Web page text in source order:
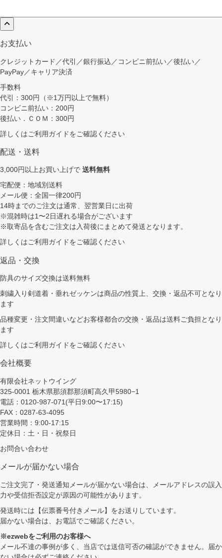
お支払い
クレジットカード／代引／銀行振込／コンビニ前払い／後払い／
PayPay／キャリア決済
手数料
代引：300円（※1万円以上で無料）
コンビニ前払い：200円
後払い．ＣＯＭ：300円
詳しくはご利用ガイドをご確認ください
配送・送料
3,000円以上お買い上げで 送料無料
宅配便：地域別送料
メール便：全国一律200円
14時までのご注文は通常、翌営業日に出荷
※混雑時は1〜2日遅れる場合がございます
※取寄品を含むご注文は入荷後にまとめて発送となります。
詳しくはご利用ガイドをご確認ください
返品・交換
防具のサイズ交換は送料無料
刺繍入り剣道着・垂れゼッケンは商品の性質上、交換・返品不可となり
ます
品種変更・注文間違いなどお客様都合の交換・返品は送料ご負担となり
ます
詳しくはご利用ガイドをご確認ください
会社概要
有限会社ネットウイング
325-0001 栃木県那須郡那須町高久甲5980−1
電話：0120-987-071(平日9:00〜17:15)
FAX：0287-63-4095
営業時間：9:00-17:15
定休日：土・日・祝祭日
お問合い合わせ
メールが届かない場合
ご注文完了・発送通知メールが届かない場合は、メールアドレスの誤入
力や受信拒否設定が原因の可能性があります。
発送時には【伝票番号付きメール】をお送りしています。
届かない場合は、お電話でご確認ください。
※ezwebをご利用のお客様へ
メール不達の事例が多く、当店では送信可否の確認ができません。届か